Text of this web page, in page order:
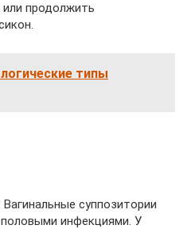
продолжить
типы
суппозитории
инфекциями. У